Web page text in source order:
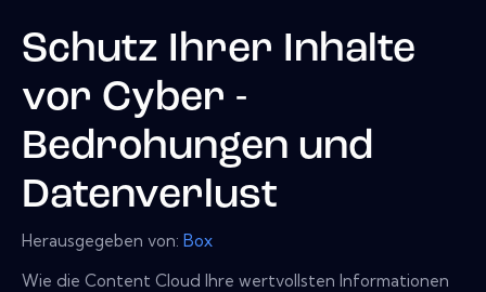
Schutz Ihrer Inhalte
vor Cyber ​​-
Bedrohungen und
Datenverlust
Herausgegeben von: Box
Wie die Content Cloud Ihre wertvollsten Informationen